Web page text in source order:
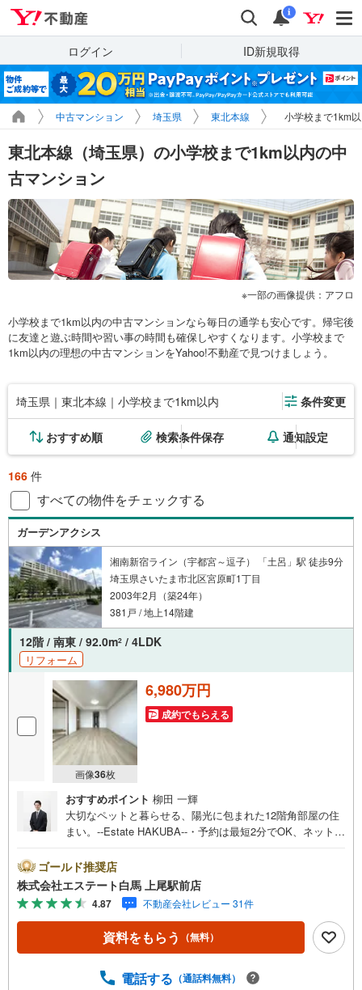
検索 通知
i
ログイン ID新規取得
中古マンション 埼玉県 東北本線 小学校まで1km
東北本線（埼玉県）の小学校まで1km以内の中
古マンション
一部の画像提供：アフロ
小学校まで1km以内の中古マンションなら毎日の通学も安心です。帰宅後
に友達と遊ぶ時間や習い事の時間も確保しやすくなります。小学校まで
1km以内の理想の中古マンションをYahoo!不動産で見つけましょう。
埼玉県｜東北本線｜小学校まで1km以内 条件変更
おすすめ順 検索条件保存 通知設定
166 件
すべての物件をチェックする
ガーデンアクシス
湘南新宿ライン（宇都宮～逗子） 「土呂」駅 徒歩9分
埼玉県さいたま市北区宮原町1丁目
2003年2月（築24年）
381戸 / 地上14階建
12階 / 南東 / 92.0m2 / 4LDK
リフォーム
画像36枚
6,980万円
成約でもらえる
おすすめポイント 柳田 一輝
大切なペットと暮らせる、陽光に包まれた12階角部屋の住
まい。--Estate HAKUBA--・予約は最短2分でOK、ネットか
家族の会話も弾みます。・12階の角部屋につき開放感があ
り、眺望も堪能できる住まい。・ペット飼育可能。大切な
家族と一緒に新しい生活を始められます。・足元からじん
わり温まる床暖房。寒い冬の日も快適に過ごせます。【リ
フォーム内容（令和8年5月完了）】・キッチン、トイレ交
換。洗面台、ユニットバス塗装。・全室クロス貼替、一部
◇無料駐車場完備のお店です。◇店内に大型キッズスペー
ゴールド推奨店
株式会社エステート白馬 上尾駅前店
4.87 不動産会社レビュー 31件
資料をもらう （無料）
電話する （通話料無料）